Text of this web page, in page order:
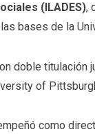
(ILADES),
bases de la
doble titulación
of
como